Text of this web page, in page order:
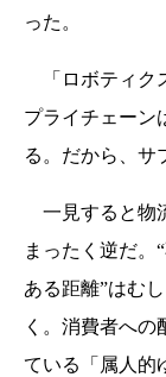
った。
「ロボティク
プライチェーン
る。だから、サ
一見すると物
まったく逆だ。
ある距離”はむ
く。消費者への
ている「属人的